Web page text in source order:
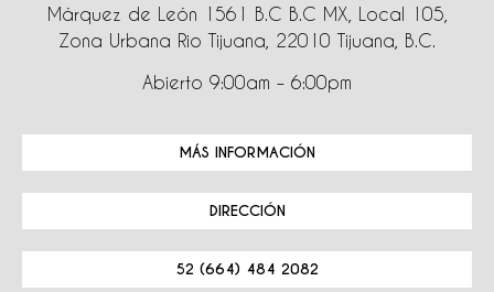
Márquez de León 1561 B.C B.C MX, Local 105,
Zona Urbana Rio Tijuana, 22010 Tijuana, B.C.
Abierto 9:00am – 6:00pm
MÁS INFORMACIÓN
DIRECCIÓN
52 (664) 484 2082